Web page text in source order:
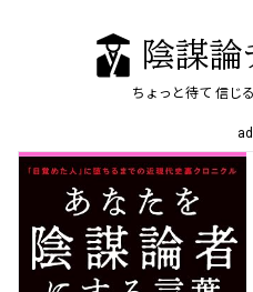
陰謀論
ちょっと待て 信じ